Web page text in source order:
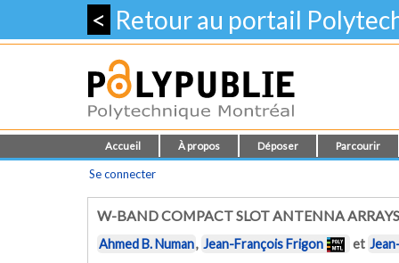
< Retour au portail
Accueil À propos Déposer Parcourir
Se connecter
W-BAND COMPACT SLOT ANTENNA
Ahmed B. Numan, Jean-François Frigon et